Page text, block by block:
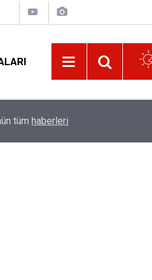
İl Müdürü ve Bakan Tekin Şırnak'a
tüm haberleri